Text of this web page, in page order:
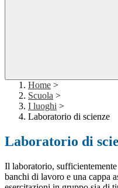
Home >
Scuola >
I luoghi >
Laboratorio di scienze
Laboratorio di
Il laboratorio,
banchi di lavoro e una cappa